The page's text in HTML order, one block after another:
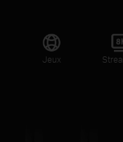
Jeux